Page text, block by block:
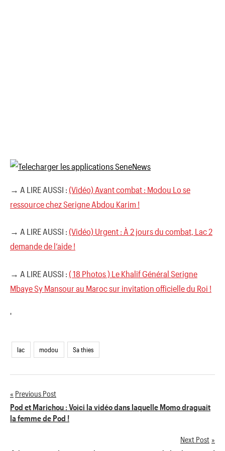
→ A LIRE AUSSI : (Vidéo) Avant combat : Modou Lo se
ressource chez Serigne Abdou Karim !
→ A LIRE AUSSI : (Vidéo) Urgent : À 2 jours du combat, Lac 2
demande de l’aide !
→ A LIRE AUSSI : ( 18 Photos ) Le Khalif Général Serigne
Mbaye Sy Mansour au Maroc sur invitation officielle du Roi !
'
lac modou Sa thies
Navigation
de
Previous Post
Pod et Marichou : Voici la vidéo dans laquelle Momo draguait
la femme de Pod !
Next Post